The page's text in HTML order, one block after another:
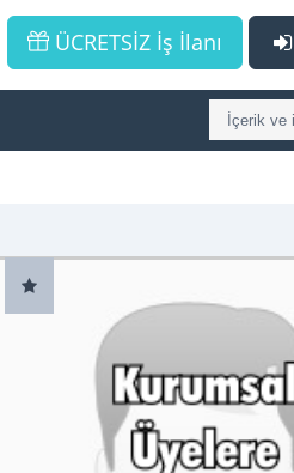
ÜCRETSİZ İş İlanı